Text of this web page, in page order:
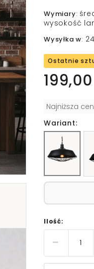
Wymiary:
wysokość
Wysyłka w:
Ostatnie
199,00
Najniższa
Wariant:
Ilość: